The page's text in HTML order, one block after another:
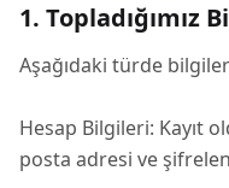
1. Topladığımız
Aşağıdaki türde
Hesap Bilgileri: Kayıt
posta adresi ve